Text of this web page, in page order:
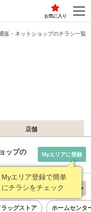
お気に入り
販・ネットショップのチラシ一覧
店舗
ップの
Myエリア登録で簡単
にチラシをチェック
Myエリアに登録
ョップ 新着順
ラッグストア ホームセンタ